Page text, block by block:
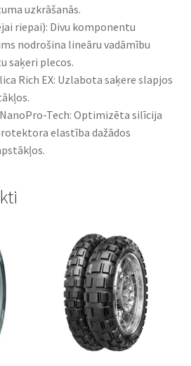
uzkrāšanās.​
riepai): Divu komponentu
nodrošina lineāru vadāmību
saķeri plecos.​
Rich EX: Uzlabota saķere slapjos
Tech: Optimizēta silīcija
elastība dažādos